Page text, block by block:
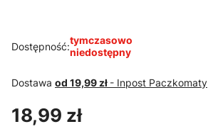
Dostępność:tymczasowo
niedostępny
Dostawa od 19,99 zł - Inpost Paczkomaty
Cena
18,99 zł